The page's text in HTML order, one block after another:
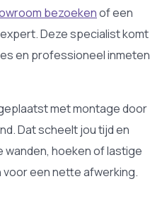
bezoekenof een
Deze specialist komt
en professioneel inmeten
met montage door
Dat scheelt jou tijd en
wanden, hoeken of lastige
een nette afwerking.